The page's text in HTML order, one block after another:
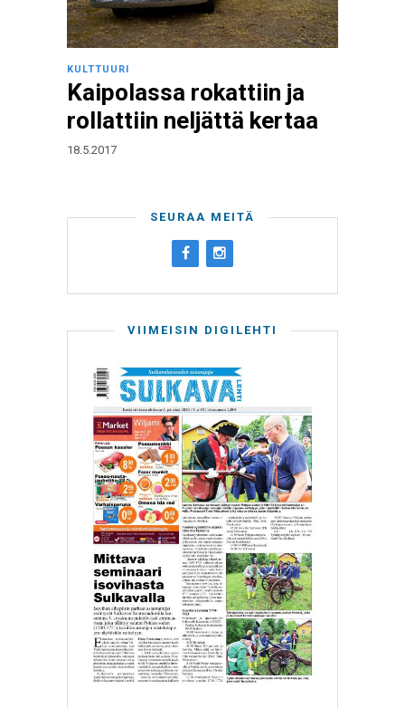
KULTTUURI
Kaipolassa rokattiin ja
rollattiin neljättä kertaa
18.5.2017
SEURAA MEITÄ
VIIMEISIN DIGILEHTI